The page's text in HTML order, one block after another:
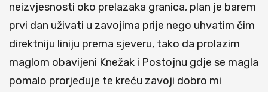
neizvjesnosti oko prelazaka granica, plan je barem
prvi dan uživati u zavojima prije nego uhvatim čim
direktniju liniju prema sjeveru, tako da prolazim
maglom obavijeni Knežak i Postojnu gdje se magla
pomalo prorjeđuje te kreću zavoji dobro mi